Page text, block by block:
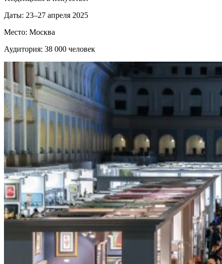
Даты: 23–27 апреля 2025
Место: Москва
Аудитория: 38 000 человек